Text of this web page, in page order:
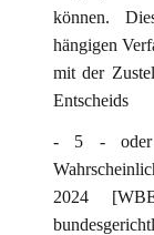
können.
hängigen
mit der
Entscheids
- 5 - oder
2024